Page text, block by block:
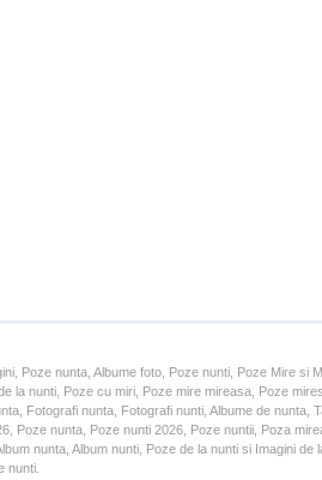
Poze nunta, Albume foto, Poze nunti, Poze Mire si
la nunti, Poze cu miri, Poze mire mireasa, Poze
Fotografi nunta, Fotografi nunti, Albume de nunta,
Poze nunta, Poze nunti 2026, Poze nuntii, Poza
nunta, Album nunti, Poze de la nunti si Imagini de
nunti.